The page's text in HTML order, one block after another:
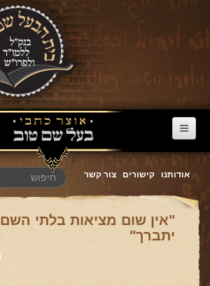
דף הבית
ערוץ הבעל שם טוב
הרב דניאל סטבסקי
אודותנו קישורים צור קשר
"אין שום מציאות בלתי השם
יתברך"